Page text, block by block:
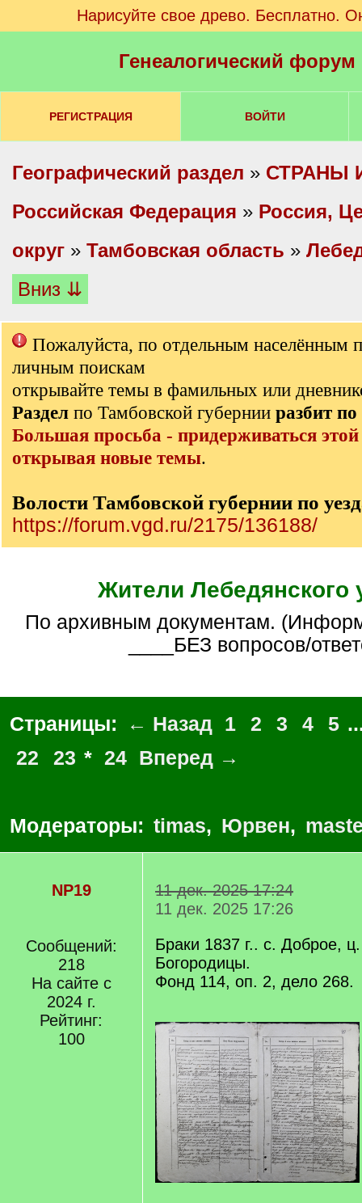
Нарисуйте свое древо. Бесплатно.
Генеалогический
РЕГИСТРАЦИЯ ВОЙТИ
Географический раздел » СТРАНЫ
Российская Федерация » Россия,
округ » Тамбовская область »
Вниз ⇊
Пожалуйста, по отдельным населённым
личным поискам
открывайте темы в фамильных или
Раздел по Тамбовской губернии разбит по
Большая просьба - придерживаться
открывая новые темы.
Волости Тамбовской губернии по
https://forum.vgd.ru/2175/136188/
Жители Лебедянского
По архивным документам. (Информативная тема
____БЕЗ вопросов/
Страницы: ← Назад 1 2 3 4 5
22
23 * 24 Вперед →
Модераторы: timas, Юрвен,
NP19
Сообщений:
218
На сайте с
2024 г.
Рейтинг:
100
11 дек. 2025 17:24
11 дек. 2025 17:26
Браки 1837 г.. с. Доброе,
Богородицы.
Фонд 114, оп. 2, дело 268.